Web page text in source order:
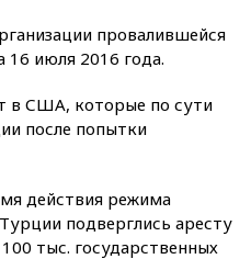
провалившейся
16 июля 2016 года.
в США, которые по сути
после попытки
действия режима
подверглись аресту
тыс. государственных